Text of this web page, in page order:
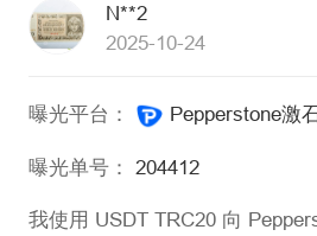
N**2
2025-10-24
曝光平台： Pepperstone激
曝光单号： 204412
我使用 USDT TRC20 向